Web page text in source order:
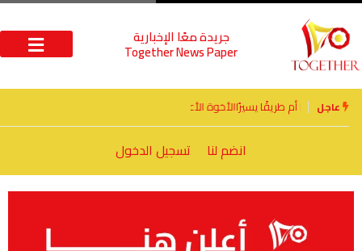
جريدة معًا الإخبارية
Together News Paper
عاجل الأخوة الأعداء وحتمًا لابد من لقاء
انضم لنا تسجيل الدخول